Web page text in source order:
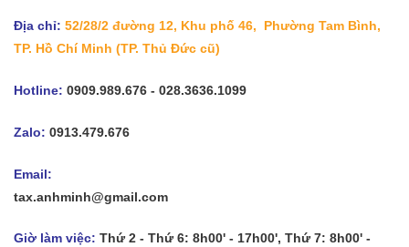
Địa chỉ: 52/28/2 đường 12, Khu phố 46, Phường Tam Bình,
TP. Hồ Chí Minh (TP. Thủ Đức cũ)
Hotline: 0909.989.676 - 028.3636.1099
Zalo: 0913.479.676
Email:
tax.anhminh@gmail.com
Giờ làm việc: Thứ 2 - Thứ 6: 8h00' - 17h00', Thứ 7: 8h00' -